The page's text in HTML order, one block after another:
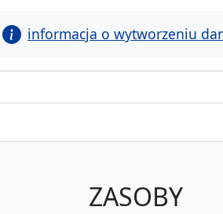
informacja o wytworzeniu
ZASOBY